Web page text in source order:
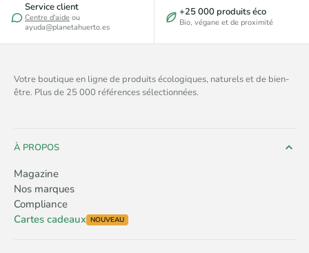
Service client
Centre d'aide ou
ayuda@planetahuerto.es
+25 000 produits éco
Bio, végane et de proximité
Votre boutique en ligne de produits écologiques, naturels et de bien-
être. Plus de 25 000 références sélectionnées.
À PROPOS
Magazine
Nos marques
Compliance
Cartes cadeaux NOUVEAU